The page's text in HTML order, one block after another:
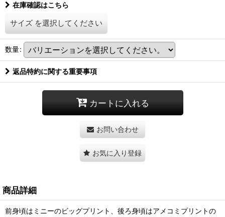
在庫確認はこちら
サイズ を選択してください
数量:
返品特約に関する重要事項
カートに入れる
お問い合わせ
お気に入り登録
商品詳細
前身頃はミニーのビッグプリント、後ろ身頃はアメコミプリントの